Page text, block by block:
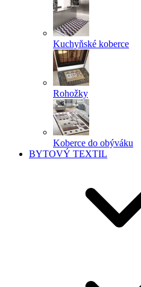
Kuchyňské koberce
Rohožky
Koberce do obýváku
BYTOVÝ TEXTIL